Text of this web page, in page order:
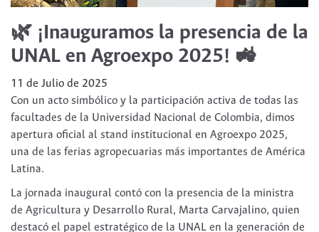
🌿 ¡Inauguramos la presencia de la
UNAL en Agroexpo 2025! 🚜
11 de Julio de 2025
Con un acto simbólico y la participación activa de todas las
facultades de la Universidad Nacional de Colombia, dimos
apertura oficial al stand institucional en Agroexpo 2025,
una de las ferias agropecuarias más importantes de América
Latina.
La jornada inaugural contó con la presencia de la ministra
de Agricultura y Desarrollo Rural, Marta Carvajalino, quien
destacó el papel estratégico de la UNAL en la generación de